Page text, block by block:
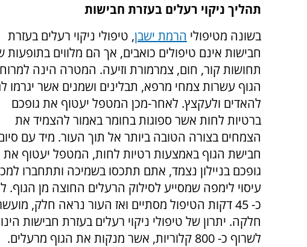
תהליך ניקוי רעלים בעזרת חבישות
בשונה מטיפולי הרמת ישבן, טיפולי ניקוי רעלים בעזרת
חבישות אינם טיפולים כואבים, אך הם מלווים בתופעות
תחושות קור, חום, צמרמורת וזיעה. המטרה הינה
הגוף עשרות צמחי מרפא, תבלינים ושמנים אשר יגרמו
להאדים ולעקצץ. לאחר-מכן המטפל יעטוף את גופכם
ברטיות לחות אשר ספוגות בחומר באמור להצמיד את
הצמחים בצורה הטובה ביותר אל תוך העור. מיד עם
חבישת הגוף באמצעות רטיות לחות, המטפל יעטוף את
גופכם בניילון נצמד, אתם תתכסו בשמיכה ותתחברו
עיסוי לימפה שמסייע לסילוק הרעלים החוצה מן הגוף.
כ- 45 דקות הטיפול מסתיים ואז העור נראה חלק,
חלקה. יתרון של טיפולי ניקוי רעלים בעזרת חבישות
לשרוף כ- 800 קלוריות, אשר מנקות את הגוף מרעלים.